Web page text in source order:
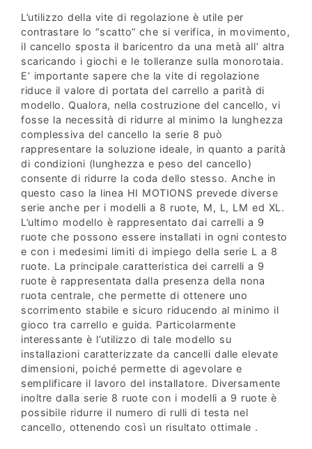
L’utilizzo della vite di regolazione è utile per
contrastare lo “scatto” che si verifica, in movimento,
il cancello sposta il baricentro da una metà all’ altra
scaricando i giochi e le tolleranze sulla monorotaia.
E’ importante sapere che la vite di regolazione
riduce il valore di portata del carrello a parità di
modello. Qualora, nella costruzione del cancello, vi
fosse la necessità di ridurre al minimo la lunghezza
complessiva del cancello la serie 8 può
rappresentare la soluzione ideale, in quanto a parità
di condizioni (lunghezza e peso del cancello)
consente di ridurre la coda dello stesso. Anche in
questo caso la linea HI MOTIONS prevede diverse
serie anche per i modelli a 8 ruote, M, L, LM ed XL.
L’ultimo modello è rappresentato dai carrelli a 9
ruote che possono essere installati in ogni contesto
e con i medesimi limiti di impiego della serie L a 8
ruote. La principale caratteristica dei carrelli a 9
ruote è rappresentata dalla presenza della nona
ruota centrale, che permette di ottenere uno
scorrimento stabile e sicuro riducendo al minimo il
gioco tra carrello e guida. Particolarmente
interessante è l’utilizzo di tale modello su
installazioni caratterizzate da cancelli dalle elevate
dimensioni, poiché permette di agevolare e
semplificare il lavoro del installatore. Diversamente
inoltre dalla serie 8 ruote con i modelli a 9 ruote è
possibile ridurre il numero di rulli di testa nel
cancello, ottenendo così un risultato ottimale .